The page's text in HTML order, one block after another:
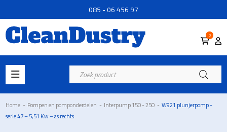
085 - 06 456 97
0
Producten
zoeken
Home - Pompen en pomponderdelen - Interpump 150 - 250 - W921 plunjerpomp -
serie 47 – 5,51 Kw – as rechts